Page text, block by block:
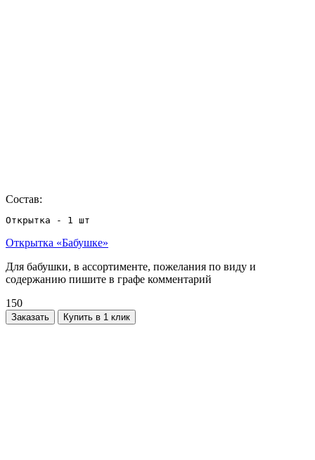
Состав:
Открытка - 1 шт
Открытка «Бабушке»
Для бабушки, в ассортименте, пожелания по виду и
содержанию пишите в графе комментарий
150
Заказать Купить в 1 клик